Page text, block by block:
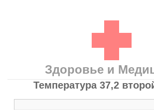
Здоровье и
Температура 37,2